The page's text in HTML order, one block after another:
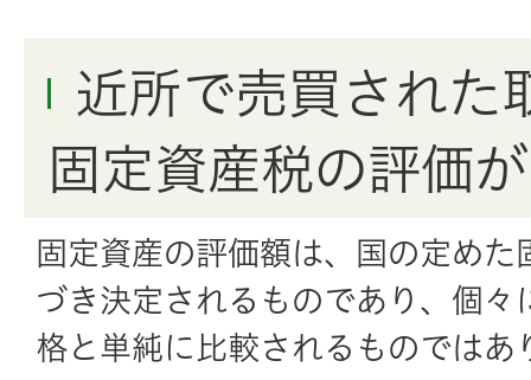
近所で売買された
固定資産税の評価
固定資産の評価額は、国の定め
づき決定されるものであり、個々
格と単純に比較されるものではあ